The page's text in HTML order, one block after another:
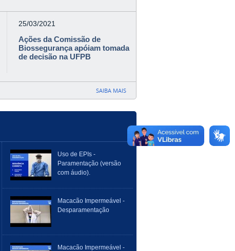
25/03/2021
Ações da Comissão de
Biossegurança apóiam tomada
de decisão na UFPB
SAIBA MAIS
Uso de EPIs -
Paramentação (versão
com áudio).
Macacão Impermeável -
Desparamentação
Macacão Impermeável -